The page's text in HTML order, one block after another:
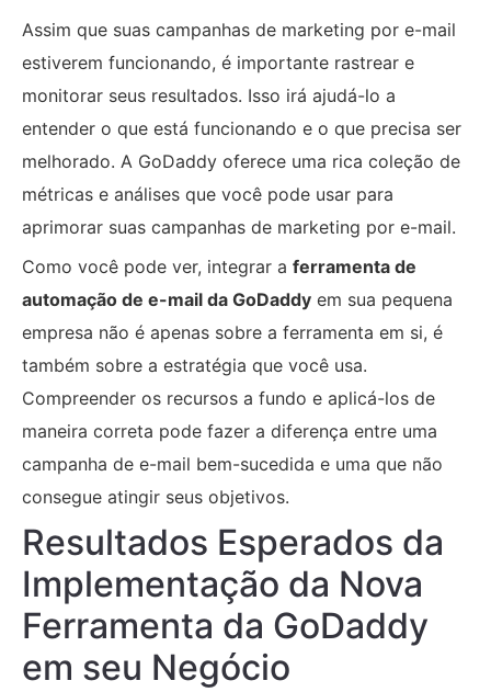
Assim que suas campanhas de marketing por e-mail
estiverem funcionando, é importante rastrear e
monitorar seus resultados. Isso irá ajudá-lo a
entender o que está funcionando e o que precisa ser
melhorado. A GoDaddy oferece uma rica coleção de
métricas e análises que você pode usar para
aprimorar suas campanhas de marketing por e-mail.
Como você pode ver, integrar a ferramenta de
automação de e-mail da GoDaddy em sua pequena
empresa não é apenas sobre a ferramenta em si, é
também sobre a estratégia que você usa.
Compreender os recursos a fundo e aplicá-los de
maneira correta pode fazer a diferença entre uma
campanha de e-mail bem-sucedida e uma que não
consegue atingir seus objetivos.
Resultados Esperados da
Implementação da Nova
Ferramenta da GoDaddy
em seu Negócio